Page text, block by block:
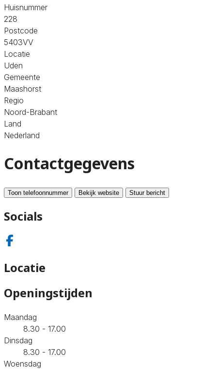
Huisnummer
228
Postcode
5403VV
Locatie
Uden
Gemeente
Maashorst
Regio
Noord-Brabant
Land
Nederland
Contactgegevens
Toon telefoonnummer Bekijk website Stuur bericht
Socials
Locatie
Openingstijden
Maandag
8.30 - 17.00
Dinsdag
8.30 - 17.00
Woensdag